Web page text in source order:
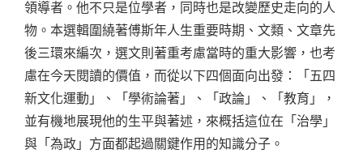
領導者。他不只是位學者，同時也是改變歷史走向的人
物。本選輯圍繞著傅斯年人生重要時期、文類、文章先
後三環來編次，選文則著重考慮當時的重大影響，也考
慮在今天閱讀的價值，而從以下四個面向出發：「五四
新文化運動」、「學術論著」、「政論」、「教育」，
並有機地展現他的生平與著述，來概括這位在「治學」
與「為政」方面都起過關鍵作用的知識分子。